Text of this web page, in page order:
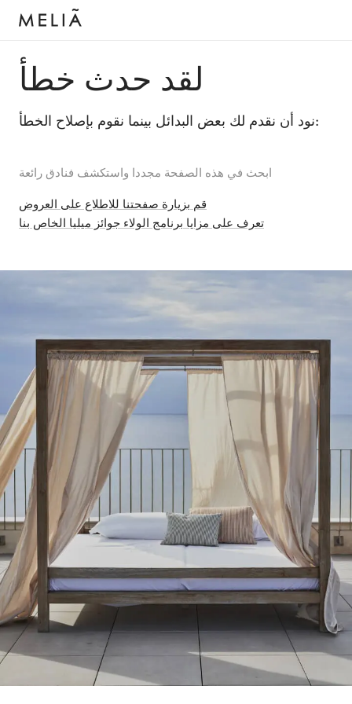
لقد حدث خطأ
نود أن نقدم لك بعض البدائل بينما نقوم بإصلاح الخطأ:
ابحث في هذه الصفحة مجددا واستكشف فنادق رائعة
قم بزيارة صفحتنا للاطلاع على العروض
تعرف على مزايا برنامج الولاء جوائز ميليا الخاص بنا